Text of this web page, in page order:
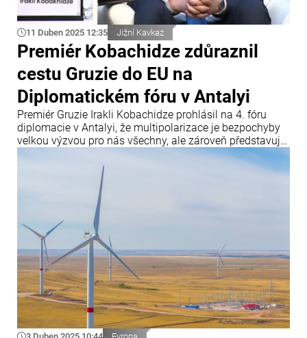
11 Duben 2025 12:35 Jižní Kavkaz
Premiér Kobachidze zdůraznil
cestu Gruzie do EU na
Diplomatickém fóru v Antalyi
Premiér Gruzie Irakli Kobachidze prohlásil na 4. fóru
diplomacie v Antalyi, že multipolarizace je bezpochyby
velkou výzvou pro nás všechny, ale zároveň představuje
příležitost pro země jako je Gruzie, uvádí Info Bridge s
odkazem na Trend.